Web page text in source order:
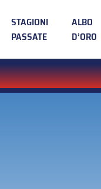
STAGIONI
PASSATE
ALBO
D’ORO